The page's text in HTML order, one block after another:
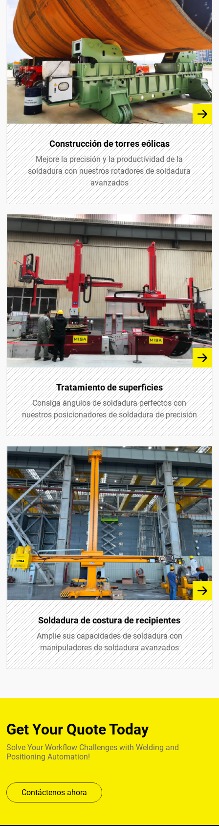
Serie K11
Máquina de soldadura de costura longitudinal
Construcción de torres eólicas
Mejore la precisión y la productividad de la
soldadura con nuestros rotadores de soldadura
avanzados
Tratamiento de superficies
Consiga ángulos de soldadura perfectos con
nuestros posicionadores de soldadura de precisión
Soldadura de costura de recipientes
Amplíe sus capacidades de soldadura con
manipuladores de soldadura avanzados
Get Your Quote Today
Solve Your Workflow Challenges with Welding and
Positioning Automation!
Contáctenos ahora